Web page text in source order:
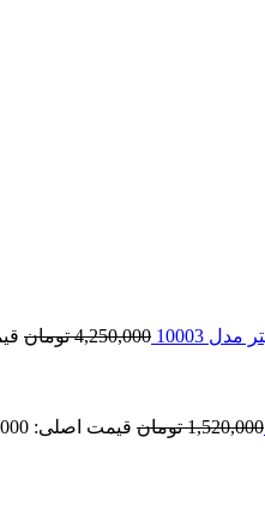
4,250,000 تومان
1,520,000 تومان قیمت اصلی: 1,520,000 تومان بود.